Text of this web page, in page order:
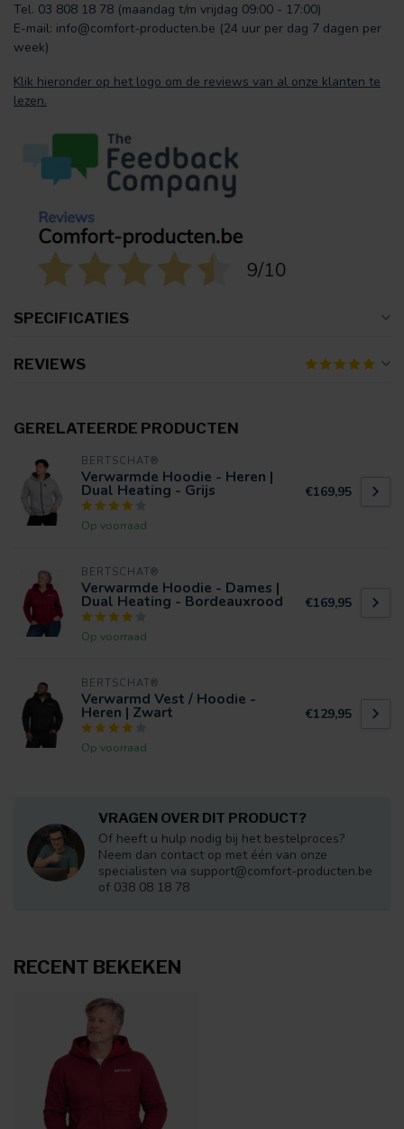
Tel. 03 808 18 78 (maandag t/m vrijdag 09:00 - 17:00)
E-mail: info@comfort-producten.be (24 uur per dag 7 dagen per
week)
Klik hieronder op het logo om de reviews van al onze klanten te
lezen.
SPECIFICATIES
REVIEWS
GERELATEERDE PRODUCTEN
BERTSCHAT®
Verwarmde Hoodie - Heren |
Dual Heating - Grijs
Op voorraad
€169,95
BERTSCHAT®
Verwarmde Hoodie - Dames |
Dual Heating - Bordeauxrood
Op voorraad
€169,95
BERTSCHAT®
Verwarmd Vest / Hoodie -
Heren | Zwart
Op voorraad
€129,95
VRAGEN OVER DIT PRODUCT?
Of heeft u hulp nodig bij het bestelproces?
Neem dan contact op met één van onze
specialisten via support@comfort-producten.be
of 038 08 18 78
RECENT BEKEKEN